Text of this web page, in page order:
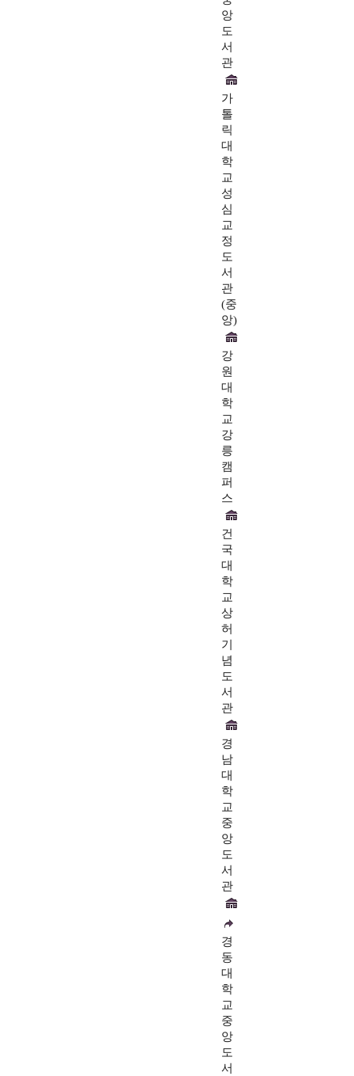
앙
도
서
관
가
톨
릭
대
학
교
성
심
교
정
도
서
관
(중
앙)
강
원
대
학
교
강
릉
캠
퍼
스
건
국
대
학
교
상
허
기
념
도
서
관
경
남
대
학
교
중
앙
도
서
관
경
동
대
학
교
중
앙
도
서